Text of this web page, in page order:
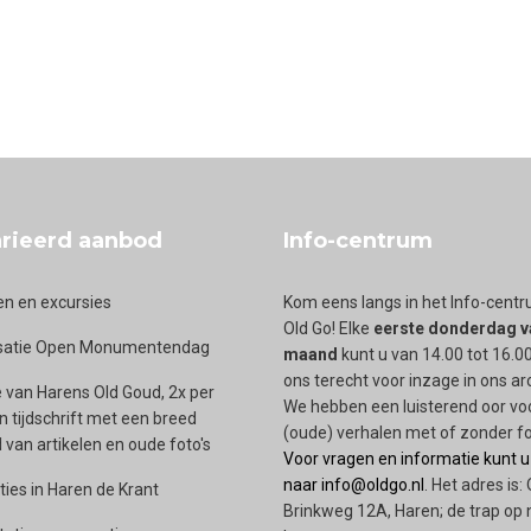
in Haren
aanbod
en excursies
Open Monumentendag
van Harens Old Goud, 2x per
tijdschrift met een breed
van artikelen en oude foto's
in Haren de Krant
Info-centrum
Kom eens langs in het Info-
Old Go! Elke eerste donderdag
maand kunt u van 14.00 tot
ons terecht voor inzage in ons
We hebben een luisterend oor
(oude) verhalen met of zonder
Voor vragen en informatie kunt
naar info@oldgo.nl
. Het adres is:
Brinkweg 12A, Haren; de trap op